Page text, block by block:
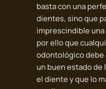
basta con una
dientes, sino que
imprescindible una
por ello que
odontológico
un buen estado
el diente y que lo